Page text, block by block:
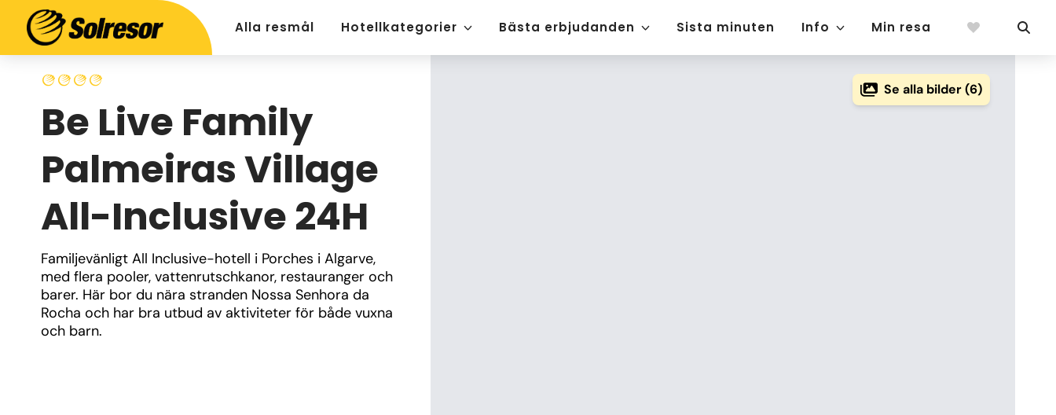
Alla resmål Hotellkategorier Bästa erbjudanden Sista minuten Info Min resa
Be Live Family
Palmeiras Village
All-Inclusive 24H
Familjevänligt All Inclusive-hotell i Porches i Algarve,
med flera pooler, vattenrutschkanor, restauranger och
barer. Här bor du nära stranden Nossa Senhora da
Rocha och har bra utbud av aktiviteter för både vuxna
och barn.
Se alla bilder (6)